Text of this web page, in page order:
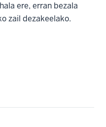
ere, erran bezala
zail dezakeelako.